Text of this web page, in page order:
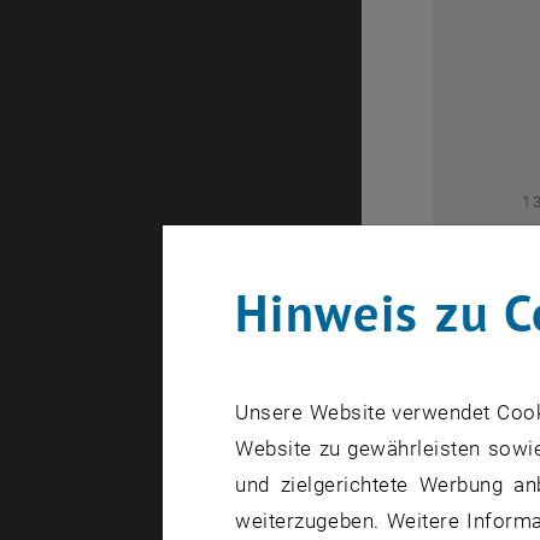
Hinweis zu
Unsere Website verwendet
Website zu gewährleisten
und zielgerichtete Werbung
weiterzugeben. Weitere